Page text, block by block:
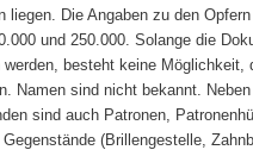
liegen. Die Angaben zu den
und 250.000. Solange die
werden, besteht keine Möglichkeit,
Namen sind nicht bekannt. Neben
sind auch Patronen,
(Brillengestelle,